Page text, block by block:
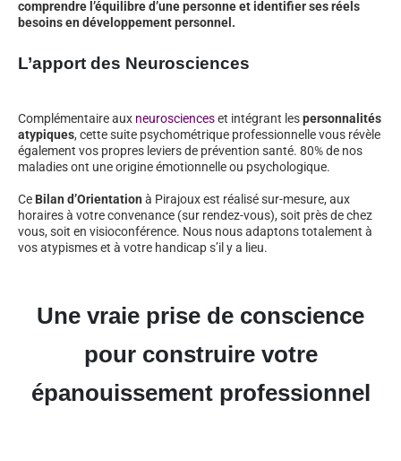
comprendre l’équilibre d’une personne et identifier ses réels
besoins en développement personnel.
L’apport des Neurosciences
Complémentaire aux neuroscienceset intégrant lespersonnalités
atypiques, cette suite psychométrique professionnelle vous révèle
également vos propres leviers de prévention santé. 80% de nos
maladies ont une origine émotionnelle ou psychologique.
Ce Bilan d’Orientation à Pirajoux est réalisé sur-mesure, aux
horaires à votre convenance (sur rendez-vous), soit près de chez
vous, soit en visioconférence. Nous nous adaptons totalement à
vos atypismes et à votre handicap s’il y a lieu.
Une vraie prise de conscience
pour construire votre
épanouissement professionnel